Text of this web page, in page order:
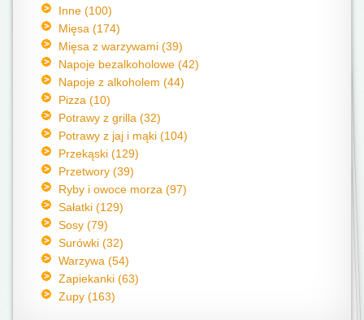
Inne (100)
Mięsa (174)
Mięsa z warzywami (39)
Napoje bezalkoholowe (42)
Napoje z alkoholem (44)
Pizza (10)
Potrawy z grilla (32)
Potrawy z jaj i mąki (104)
Przekąski (129)
Przetwory (39)
Ryby i owoce morza (97)
Sałatki (129)
Sosy (79)
Surówki (32)
Warzywa (54)
Zapiekanki (63)
Zupy (163)